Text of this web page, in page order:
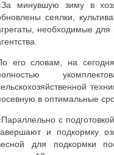
минувшую зиму в
сеялки,
необходимые
его словам, на
в оптимальные
с
и подкормку
для подкормки